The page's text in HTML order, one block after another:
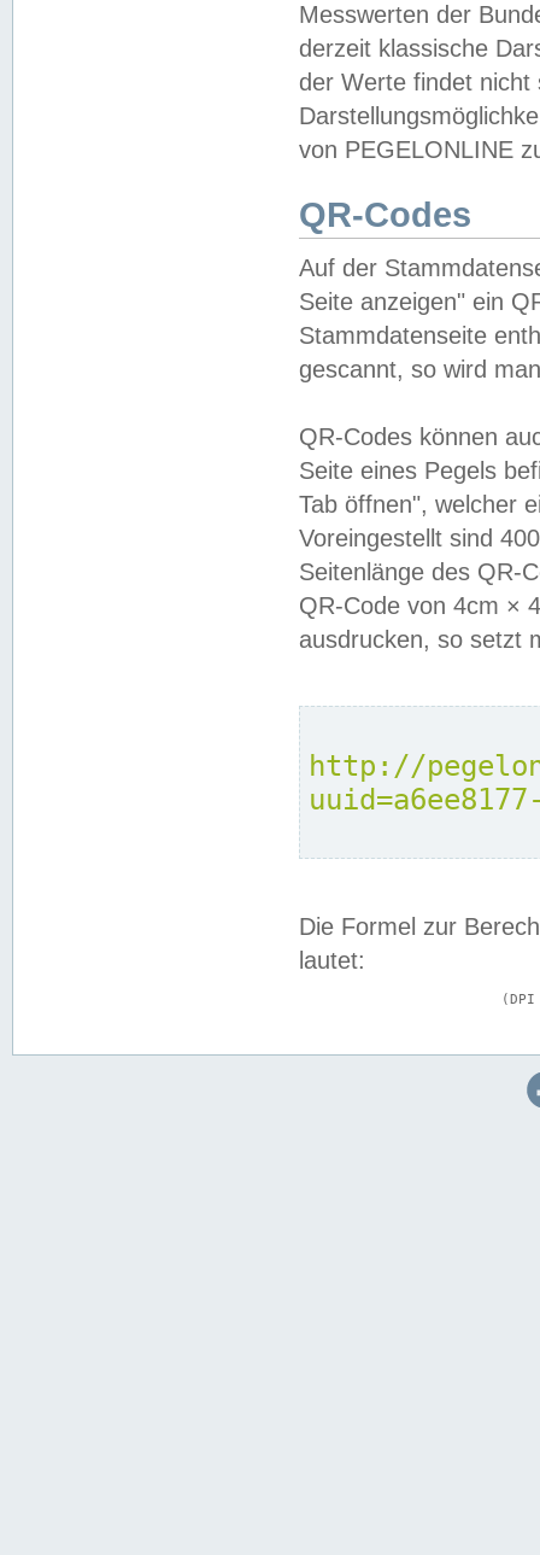
Messwerten der
derzeit klassische
der Werte findet
von PEGELONLINE
QR-Codes
Auf der
Seite anzeigen" ein
Stammdatenseite
gescannt, so wird
QR-Codes können
Seite eines Pegels
Tab öffnen", welcher
Voreingestellt sind
Seitenlänge des QR-
QR-Code von 4cm ×
ausdrucken, so setzt
http://
Die Formel zur
lautet: